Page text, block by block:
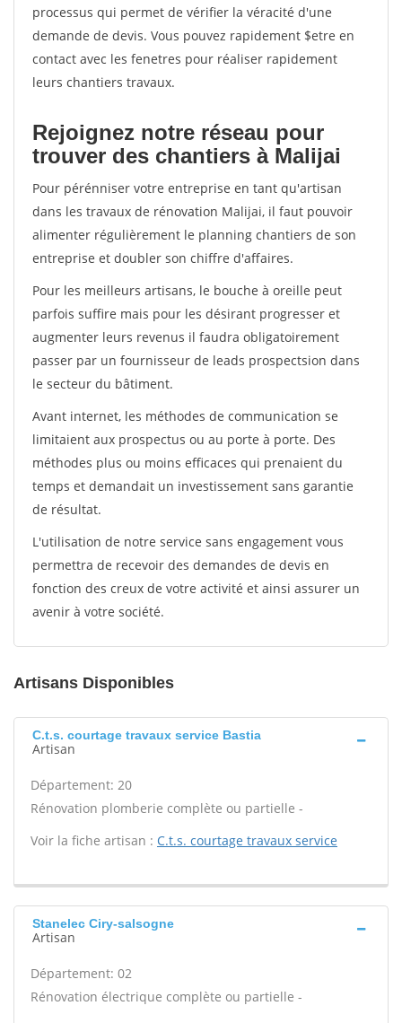
processus qui permet de vérifier la véracité d'une
demande de devis. Vous pouvez rapidement $etre en
contact avec les fenetres pour réaliser rapidement
leurs chantiers travaux.
Rejoignez notre réseau pour
trouver des chantiers à Malijai
Pour pérénniser votre entreprise en tant qu'artisan
dans les travaux de rénovation Malijai, il faut pouvoir
alimenter régulièrement le planning chantiers de son
entreprise et doubler son chiffre d'affaires.
Pour les meilleurs artisans, le bouche à oreille peut
parfois suffire mais pour les désirant progresser et
augmenter leurs revenus il faudra obligatoirement
passer par un fournisseur de leads prospectsion dans
le secteur du bâtiment.
Avant internet, les méthodes de communication se
limitaient aux prospectus ou au porte à porte. Des
méthodes plus ou moins efficaces qui prenaient du
temps et demandait un investissement sans garantie
de résultat.
L'utilisation de notre service sans engagement vous
permettra de recevoir des demandes de devis en
fonction des creux de votre activité et ainsi assurer un
avenir à votre société.
Artisans Disponibles
C.t.s. courtage travaux service Bastia
Artisan
Département: 20
Rénovation plomberie complète ou partielle -
Voir la fiche artisan : C.t.s. courtage travaux service
Stanelec Ciry-salsogne
Artisan
Département: 02
Rénovation électrique complète ou partielle -